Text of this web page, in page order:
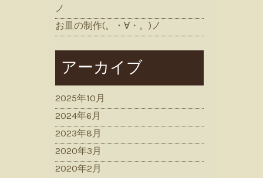
ノ
お皿の制作(。・∀・。)ノ
アーカイブ
2025年10月
2024年6月
2023年8月
2020年3月
2020年2月